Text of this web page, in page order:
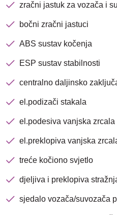
zračni jastuk za vozača i
bočni zračni jastuci
ABS sustav kočenja
ESP sustav stabilnosti
centralno daljinsko
el.podizači stakala
el.podesiva vanjska zrcala
el.preklopiva vanjska
treće kočiono svjetlo
djeljiva i preklopiva
sjedalo vozača/suvozača